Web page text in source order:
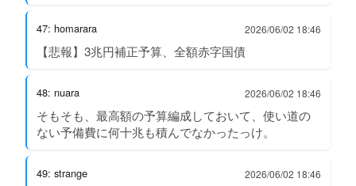
47: homarara 2026/06/02 18:46
【悲報】3兆円補正予算、全額赤字国債
48: nuara 2026/06/02 18:46
そもそも、最高額の予算編成しておいて、使い道の
ない予備費に何十兆も積んでなかったっけ。
49: strange 2026/06/02 18:46